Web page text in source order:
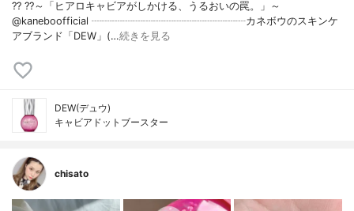
?? ??～「ヒアロキャビアがしかける、うるおいの罠。」～
@kaneboofficial ┈┈┈┈┈┈┈┈┈┈┈┈┈┈┈カネボウのスキンケ
アブランド「DEW」(…続きを見る
DEW(デュウ)
キャビアドットブースター
chisato